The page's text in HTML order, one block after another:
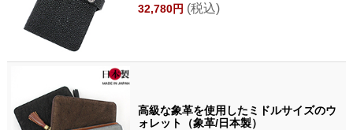
32,780円 (税込)
高級な象革を使用したミドルサイズのウ
ォレット（象革/日本製）